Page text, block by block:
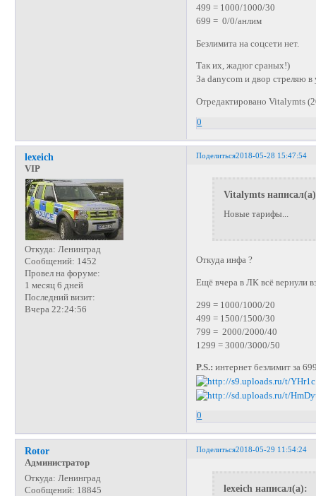
499 = 1000/1000/30
699 = 0/0/анлим
Безлимита на соцсети нет.
Так их, жадюг сраных!)
За danycom и двор стреляю в
Отредактировано Vitalymts
0
Поделиться2018-05-28 15:47:54
lexeich
VIP
Откуда: Ленинград
Сообщений: 1452
Провел на форуме:
1 месяц 6 дней
Последний визит:
Вчера 22:24:56
Vitalymts
Новые тарифы...
Откуда инфа ?
Ещё вчера в ЛК всё вернули
299 = 1000/1000/20
499 = 1500/1500/30
799 = 2000/2000/40
1299 = 3000/3000/50
P.S.:интернет безлимит за
0
Поделиться2018-05-29 11:54:24
Rotor
Администратор
Откуда: Ленинград
Сообщений: 18845
lexeich написал(а):